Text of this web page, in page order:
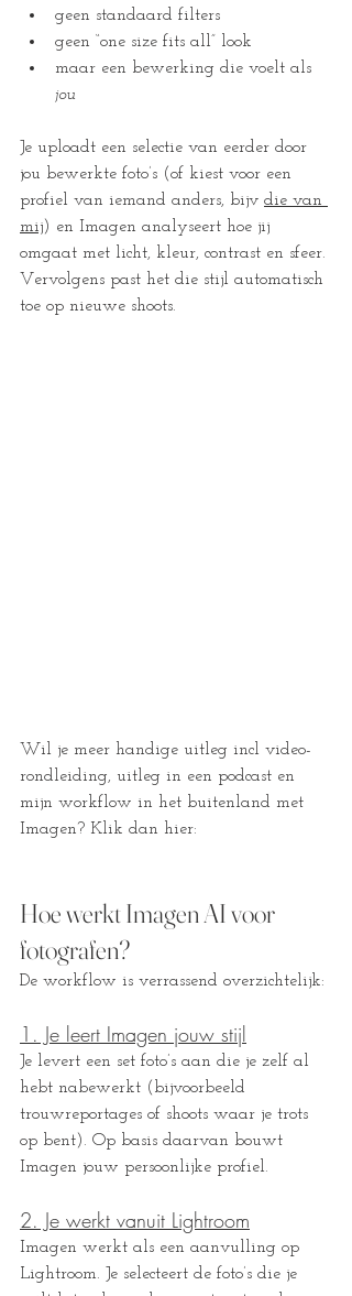
geen standaard filters
geen “one size fits all” look
maar een bewerking die voelt als
jou
Je uploadt een selectie van eerder door
jou bewerkte foto’s (of kiest voor een
profiel van iemand anders, bijv die van
mij) en Imagen analyseert hoe jij
omgaat met licht, kleur, contrast en sfeer.
Vervolgens past het die stijl automatisch
toe op nieuwe shoots.
Wil je meer handige uitleg incl video-
rondleiding, uitleg in een podcast en
mijn workflow in het buitenland met
Imagen? Klik dan hier:
Hoe werkt Imagen AI voor
fotografen?
De workflow is verrassend overzichtelijk:
1. Je leert Imagen jouw stijl
Je levert een set foto’s aan die je zelf al
hebt nabewerkt (bijvoorbeeld
trouwreportages of shoots waar je trots
op bent). Op basis daarvan bouwt
Imagen jouw persoonlijke profiel.
2. Je werkt vanuit Lightroom
Imagen werkt als een aanvulling op
Lightroom. Je selecteert de foto’s die je